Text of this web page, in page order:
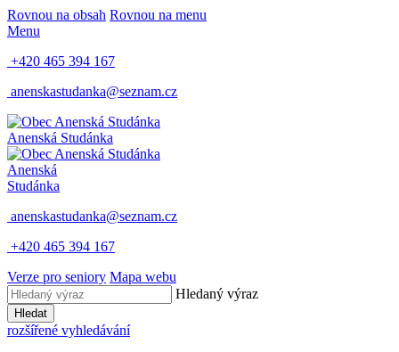
Rovnou na obsah Rovnou na menu
Menu
+420 465 394 167
anenskastudanka@seznam.cz
Anenská Studánka
Anenská
Studánka
anenskastudanka@seznam.cz
+420 465 394 167
Verze pro seniory Mapa webu
Hledaný výraz
Hledat
rozšířené vyhledávání